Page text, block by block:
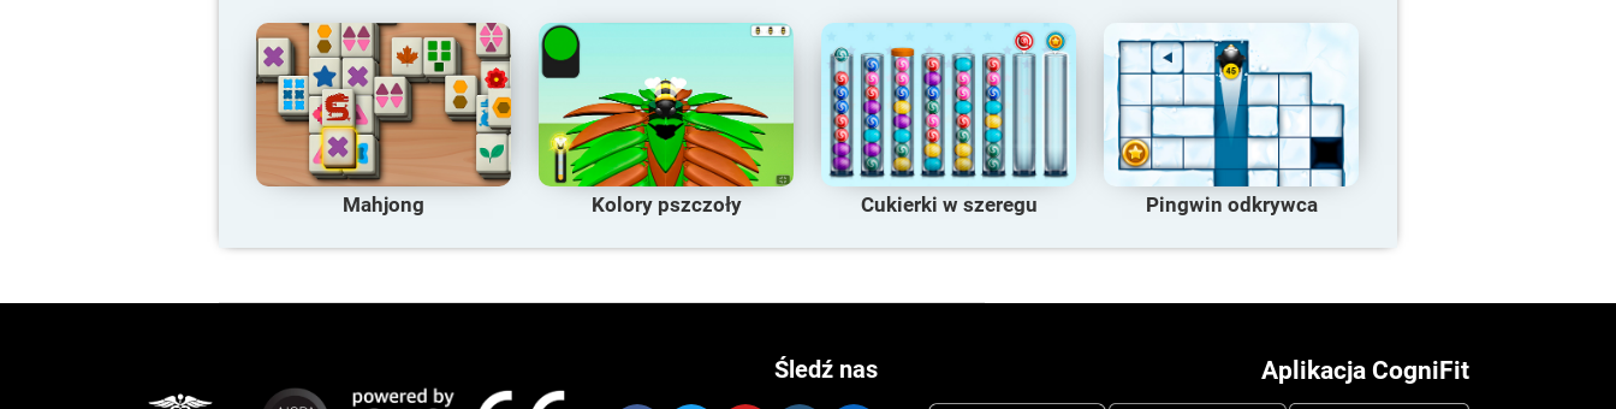
Mahjong Kolory pszczoły Cukierki w szeregu Pingwin odkrywca
Aplikacja CogniFit
Śledź nas